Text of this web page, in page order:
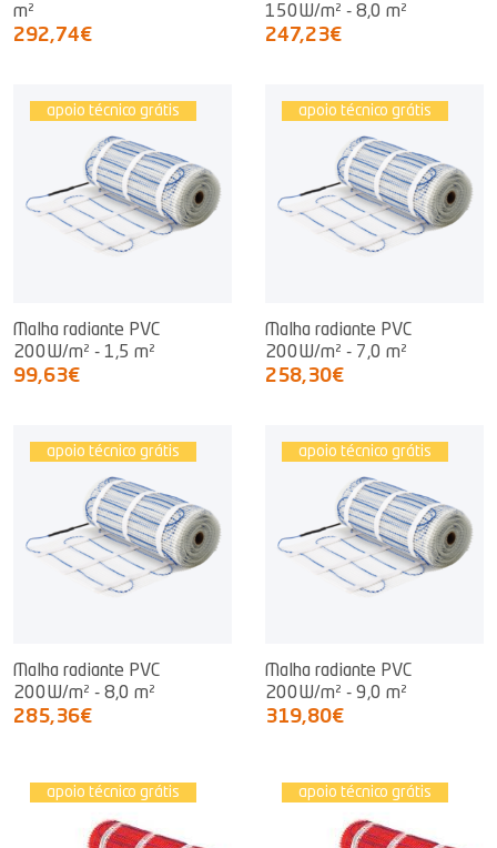
m²
292,74€
150W/m² - 8,0 m²
247,23€
apoio técnico grátis
Malha radiante PVC
200W/m² - 1,5 m²
99,63€
apoio técnico grátis
Malha radiante PVC
200W/m² - 7,0 m²
258,30€
apoio técnico grátis
Malha radiante PVC
200W/m² - 8,0 m²
285,36€
apoio técnico grátis
Malha radiante PVC
200W/m² - 9,0 m²
319,80€
apoio técnico grátis apoio técnico grátis